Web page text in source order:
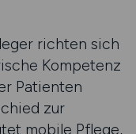
richten sich
Kompetenz
Patienten
zur
mobile Pflege,